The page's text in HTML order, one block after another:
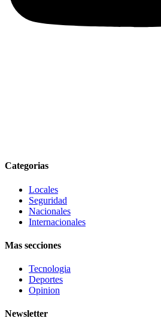
Categorias
Locales
Seguridad
Nacionales
Internacionales
Mas secciones
Tecnologia
Deportes
Opinion
Newsletter